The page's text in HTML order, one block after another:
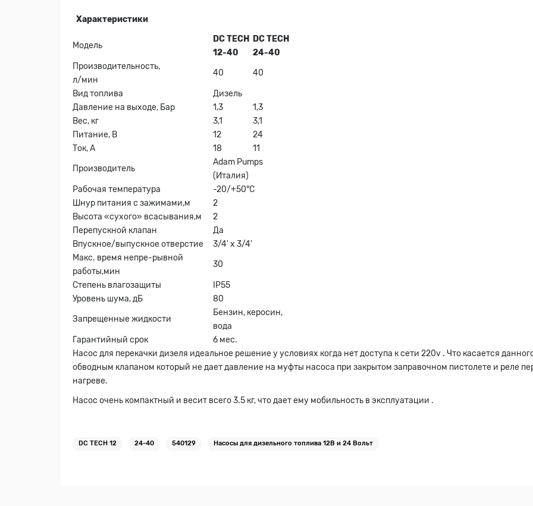
Характеристики
Модель
DC TECH
12-40
DC TECH
24-40
Производительность,
л/мин
40 40
Вид топлива
Дизель
Давление на выходе, Бар
1,3
1,3
Вес, кг
3,1
3,1
Питание, В
12
24
Ток, А
18
11
Производитель
Adam Pumps
(Италия)
Рабочая температура
-20/+50°С
Шнур питания с зажимами,м
2
Высота «сухого» всасывания,м
2
Перепускной клапан
Да
Впускное/выпускное отверстие
3/4' x 3/4'
Макс. время непрe-рывной
работы,мин
30
Степень влагозащиты
IP55
Уровень шума, дБ
80
Запрещенные жидкости
Бензин, керосин,
вода
Гарантийный срок
6 мес.
Насос для перекачки дизеля идеальное решение у условиях когда нет доступа к сети 220v . Что касается
обводным клапаном который не дает давление на муфты насоса при закрытом заправочном пистолете и реле
нагреве.
Насос очень компактный и весит всего 3.5 кг, что дает ему мобильность в эксплуатации .
DC TECH 12 24-40 540129 Насосы для дизельного топлива 12В и 24 Вольт